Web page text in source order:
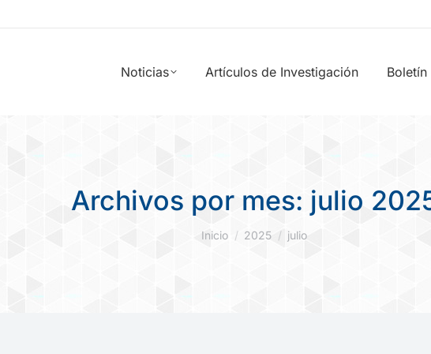
Noticias Artículos de Investigación Boletín
Archivos por mes: julio
Estás aquí:
Inicio 2025 julio